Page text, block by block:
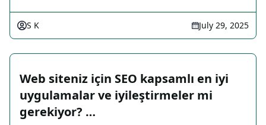
S K July 29, 2025
Web siteniz için SEO kapsamlı en iyi
uygulamalar ve iyileştirmeler mi
gerekiyor? …